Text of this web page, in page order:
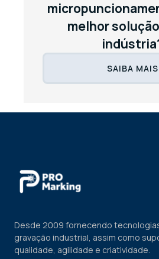
melhor
SAIBA MAIS
Desde 2009 fornecendo
gravação industrial, assim como
qualidade, agilidade e criatividade.